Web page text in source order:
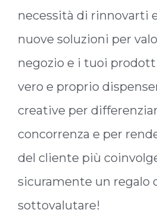
necessità di rinnovarti
nuove soluzioni per
negozio e i tuoi
vero e proprio
creative per
concorrenza e per
del cliente più
sicuramente un regalo
sottovalutare!